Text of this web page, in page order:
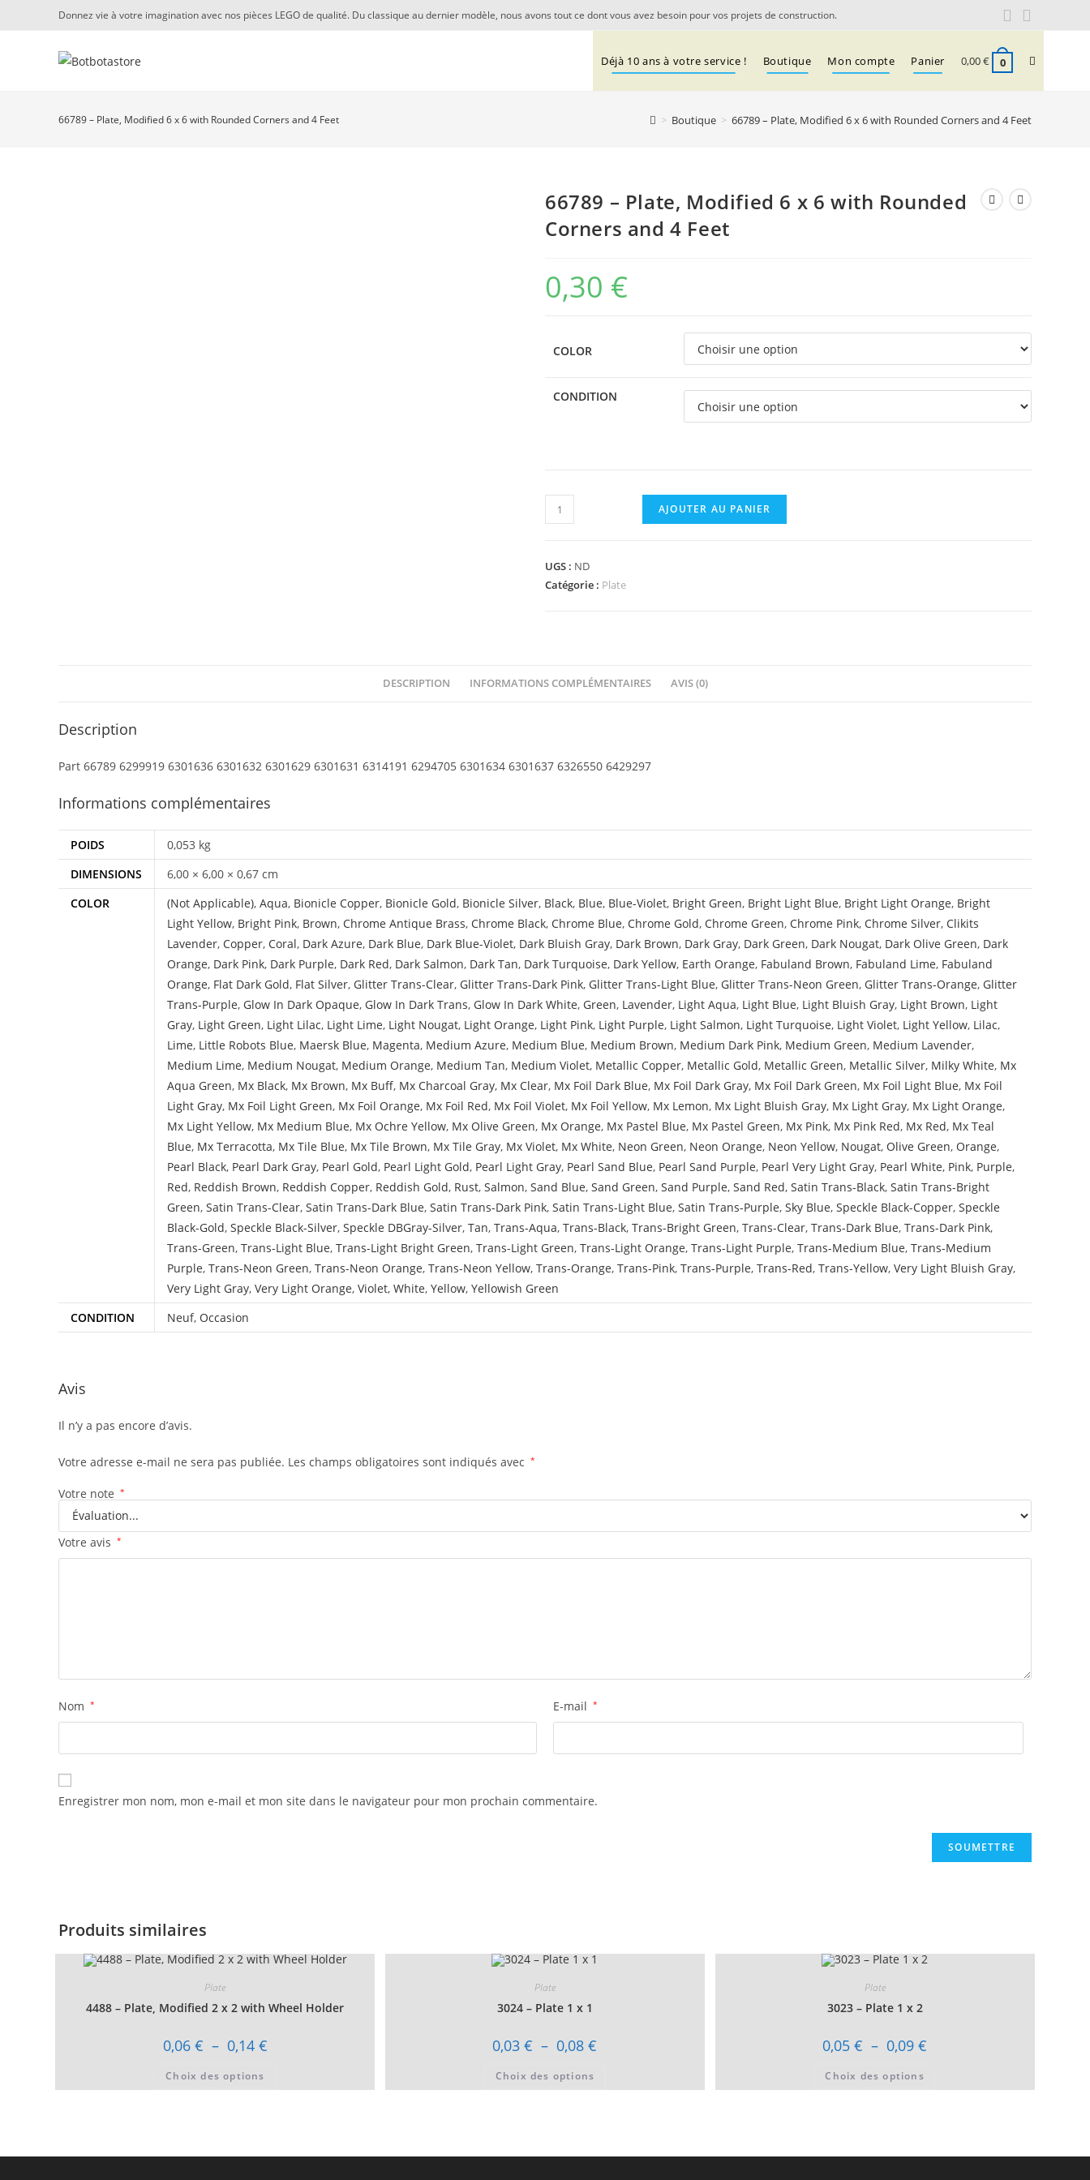
Donnez vie à votre imagination avec nos pièces LEGO de qualité. Du classique au dernier modèle, nous avons tout ce dont vous avez besoin pour vos projets de construction.
Déjà 10 ans à votre service ! Boutique Mon compte Panier 0,00€ 0 Toggle
website
66789 – Plate, Modified 6 x 6 with Rounded Corners and 4 Feet > Boutique > 66789 – Plate, Modified 6 x 6 with Rounded Corners and 4 Feet
66789 – Plate, Modified 6 x 6 with Rounded
Corners and 4 Feet
0,30 €
COLOR
CONDITION
quantité
de
-
Plate,
with
4
AJOUTER AU PANIER
UGS : ND
Catégorie : Plate
DESCRIPTION INFORMATIONS COMPLÉMENTAIRES AVIS (0)
Description
Part 66789 6299919 6301636 6301632 6301629 6301631 6314191 6294705 6301634 6301637 6326550 6429297
Informations complémentaires
POIDS
0,053 kg
DIMENSIONS
6,00 × 6,00 × 0,67 cm
COLOR
(Not Applicable), Aqua, Bionicle Copper, Bionicle Gold, Bionicle Silver, Black, Blue, Blue-Violet, Bright Green, Bright Light Blue, Bright Light Orange, Bright
Light Yellow, Bright Pink, Brown, Chrome Antique Brass, Chrome Black, Chrome Blue, Chrome Gold, Chrome Green, Chrome Pink, Chrome Silver, Clikits
Lavender, Copper, Coral, Dark Azure, Dark Blue, Dark Blue-Violet, Dark Bluish Gray, Dark Brown, Dark Gray, Dark Green, Dark Nougat, Dark Olive Green, Dark
Orange, Dark Pink, Dark Purple, Dark Red, Dark Salmon, Dark Tan, Dark Turquoise, Dark Yellow, Earth Orange, Fabuland Brown, Fabuland Lime, Fabuland
Orange, Flat Dark Gold, Flat Silver, Glitter Trans-Clear, Glitter Trans-Dark Pink, Glitter Trans-Light Blue, Glitter Trans-Neon Green, Glitter Trans-Orange, Glitter
Trans-Purple, Glow In Dark Opaque, Glow In Dark Trans, Glow In Dark White, Green, Lavender, Light Aqua, Light Blue, Light Bluish Gray, Light Brown, Light
Gray, Light Green, Light Lilac, Light Lime, Light Nougat, Light Orange, Light Pink, Light Purple, Light Salmon, Light Turquoise, Light Violet, Light Yellow, Lilac,
Lime, Little Robots Blue, Maersk Blue, Magenta, Medium Azure, Medium Blue, Medium Brown, Medium Dark Pink, Medium Green, Medium Lavender,
Medium Lime, Medium Nougat, Medium Orange, Medium Tan, Medium Violet, Metallic Copper, Metallic Gold, Metallic Green, Metallic Silver, Milky White, Mx
Aqua Green, Mx Black, Mx Brown, Mx Buff, Mx Charcoal Gray, Mx Clear, Mx Foil Dark Blue, Mx Foil Dark Gray, Mx Foil Dark Green, Mx Foil Light Blue, Mx Foil
Light Gray, Mx Foil Light Green, Mx Foil Orange, Mx Foil Red, Mx Foil Violet, Mx Foil Yellow, Mx Lemon, Mx Light Bluish Gray, Mx Light Gray, Mx Light Orange,
Mx Light Yellow, Mx Medium Blue, Mx Ochre Yellow, Mx Olive Green, Mx Orange, Mx Pastel Blue, Mx Pastel Green, Mx Pink, Mx Pink Red, Mx Red, Mx Teal
Blue, Mx Terracotta, Mx Tile Blue, Mx Tile Brown, Mx Tile Gray, Mx Violet, Mx White, Neon Green, Neon Orange, Neon Yellow, Nougat, Olive Green, Orange,
Pearl Black, Pearl Dark Gray, Pearl Gold, Pearl Light Gold, Pearl Light Gray, Pearl Sand Blue, Pearl Sand Purple, Pearl Very Light Gray, Pearl White, Pink, Purple,
Red, Reddish Brown, Reddish Copper, Reddish Gold, Rust, Salmon, Sand Blue, Sand Green, Sand Purple, Sand Red, Satin Trans-Black, Satin Trans-Bright
Green, Satin Trans-Clear, Satin Trans-Dark Blue, Satin Trans-Dark Pink, Satin Trans-Light Blue, Satin Trans-Purple, Sky Blue, Speckle Black-Copper, Speckle
Black-Gold, Speckle Black-Silver, Speckle DBGray-Silver, Tan, Trans-Aqua, Trans-Black, Trans-Bright Green, Trans-Clear, Trans-Dark Blue, Trans-Dark Pink,
Trans-Green, Trans-Light Blue, Trans-Light Bright Green, Trans-Light Green, Trans-Light Orange, Trans-Light Purple, Trans-Medium Blue, Trans-Medium
Purple, Trans-Neon Green, Trans-Neon Orange, Trans-Neon Yellow, Trans-Orange, Trans-Pink, Trans-Purple, Trans-Red, Trans-Yellow, Very Light Bluish Gray,
Very Light Gray, Very Light Orange, Violet, White, Yellow, Yellowish Green
CONDITION
Neuf, Occasion
Avis
Il n’y a pas encore d’avis.
Votre adresse e-mail ne sera pas publiée. Les champs obligatoires sont indiqués avec *
Votre note *
Votre avis *
Nom * E-mail *
Enregistrer mon nom, mon e-mail et mon site dans le navigateur pour mon prochain commentaire.
Produits similaires
Plate
4488 – Plate, Modified 2 x 2 with Wheel Holder
0,06 € – 0,14 €Plage
de
à
Choix des options
a
être
Plate
3024 – Plate 1 x 1
0,03€ – 0,08€
à
Choix des options
a
être
Plate
3023 – Plate 1 x 2
0,05€ – 0,09€
à
Choix des options
a
être